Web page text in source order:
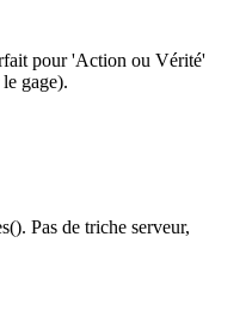
pour 'Action ou Vérité'
gage).
Pas de triche serveur,